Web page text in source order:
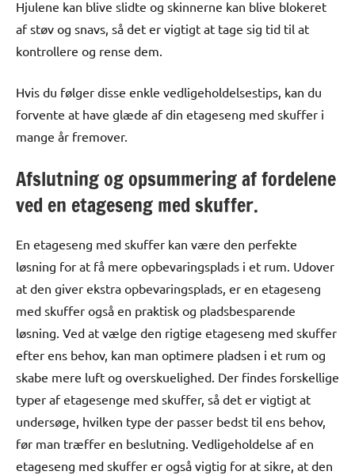
Hjulene kan blive slidte og skinnerne kan blive blokeret
af støv og snavs, så det er vigtigt at tage sig tid til at
kontrollere og rense dem.
Hvis du følger disse enkle vedligeholdelsestips, kan du
forvente at have glæde af din etageseng med skuffer i
mange år fremover.
Afslutning og opsummering af fordelene
ved en etageseng med skuffer.
En etageseng med skuffer kan være den perfekte
løsning for at få mere opbevaringsplads i et rum. Udover
at den giver ekstra opbevaringsplads, er en etageseng
med skuffer også en praktisk og pladsbesparende
løsning. Ved at vælge den rigtige etageseng med skuffer
efter ens behov, kan man optimere pladsen i et rum og
skabe mere luft og overskuelighed. Der findes forskellige
typer af etagesenge med skuffer, så det er vigtigt at
undersøge, hvilken type der passer bedst til ens behov,
før man træffer en beslutning. Vedligeholdelse af en
etageseng med skuffer er også vigtig for at sikre, at den